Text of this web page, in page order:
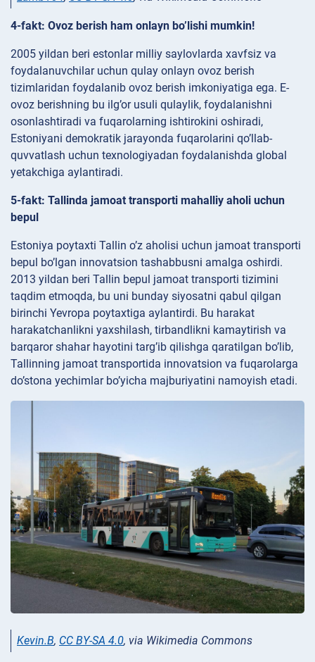
4-fakt: Ovoz berish ham onlayn bo’lishi mumkin!
2005 yildan beri estonlar milliy saylovlarda xavfsiz va
foydalanuvchilar uchun qulay onlayn ovoz berish
tizimlaridan foydalanib ovoz berish imkoniyatiga ega. E-
ovoz berishning bu ilg’or usuli qulaylik, foydalanishni
osonlashtiradi va fuqarolarning ishtirokini oshiradi,
Estoniyani demokratik jarayonda fuqarolarini qo’llab-
quvvatlash uchun texnologiyadan foydalanishda global
yetakchiga aylantiradi.
5-fakt: Tallinda jamoat transporti mahalliy aholi uchun
bepul
Estoniya poytaxti Tallin o’z aholisi uchun jamoat transporti
bepul bo’lgan innovatsion tashabbusni amalga oshirdi.
2013 yildan beri Tallin bepul jamoat transporti tizimini
taqdim etmoqda, bu uni bunday siyosatni qabul qilgan
birinchi Yevropa poytaxtiga aylantirdi. Bu harakat
harakatchanlikni yaxshilash, tirbandlikni kamaytirish va
barqaror shahar hayotini targ’ib qilishga qaratilgan bo’lib,
Tallinning jamoat transportida innovatsion va fuqarolarga
do’stona yechimlar bo’yicha majburiyatini namoyish etadi.
Kevin.B, CC BY-SA 4.0, via Wikimedia Commons